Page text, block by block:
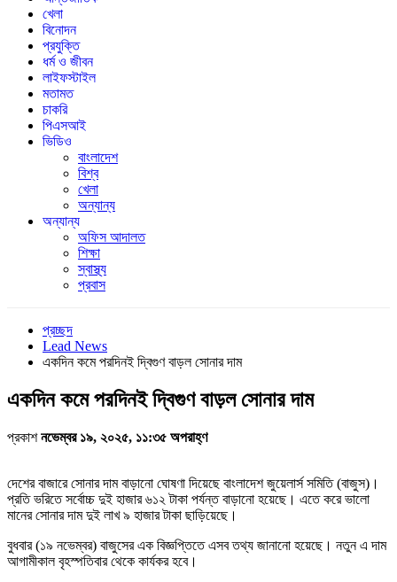
খেলা
বিনোদন
প্রযুক্তি
ধর্ম ও জীবন
লাইফস্টাইল
মতামত
চাকরি
পিএসআই
ভিডিও
বাংলাদেশ
বিশ্ব
খেলা
অন্যান্য
অন্যান্য
অফিস আদালত
শিক্ষা
স্বাস্থ্য
প্রবাস
প্রচ্ছদ
Lead News
একদিন কমে পরদিনই দ্বিগুণ বাড়ল সোনার দাম
একদিন কমে পরদিনই দ্বিগুণ বাড়ল সোনার দাম
প্রকাশনভেম্বর ১৯, ২০২৫, ১১:৩৫ অপরাহ্ণ
দেশের বাজারে সোনার দাম বাড়ানো ঘোষণা দিয়েছে বাংলাদেশ জুয়েলার্স সমিতি (বাজুস)।
প্রতি ভরিতে সর্বোচ্চ দুই হাজার ৬১২ টাকা পর্যন্ত বাড়ানো হয়েছে। এতে করে ভালো
মানের সোনার দাম দুই লাখ ৯ হাজার টাকা ছাড়িয়েছে।
বুধবার (১৯ নভেম্বর) বাজুসের এক বিজ্ঞপ্তিতে এসব তথ্য জানানো হয়েছে। নতুন এ দাম
আগামীকাল বৃহস্পতিবার থেকে কার্যকর হবে।